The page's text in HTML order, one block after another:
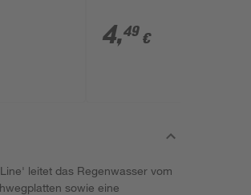
4,49 €
leitet das Regenwasser vom
sowie eine